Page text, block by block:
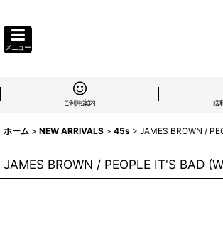
メニュー
ご利用案内 送
ホーム > NEW ARRIVALS > 45s > JAMES BROWN /
JAMES BROWN / PEOPLE IT'S BAD